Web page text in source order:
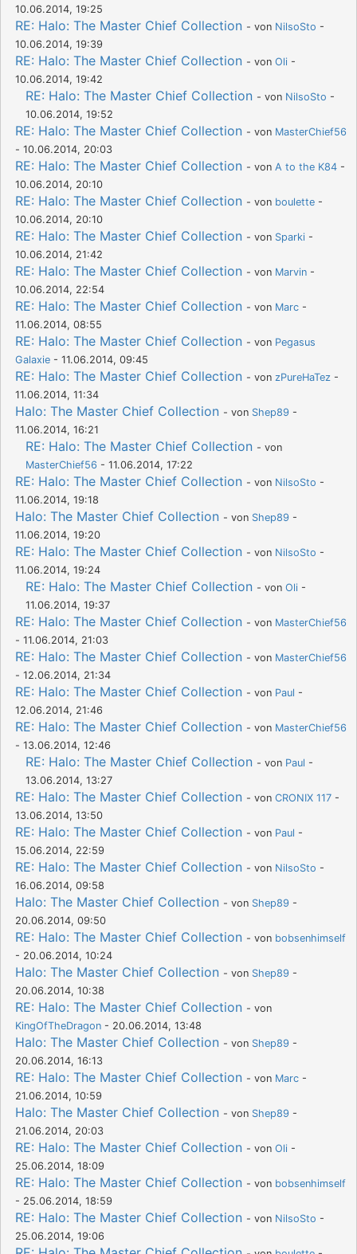
10.06.2014, 19:25
RE: Halo: The Master Chief Collection - von NilsoSto -
10.06.2014, 19:39
RE: Halo: The Master Chief Collection - von Oli -
10.06.2014, 19:42
RE: Halo: The Master Chief Collection - von NilsoSto -
10.06.2014, 19:52
RE: Halo: The Master Chief Collection - von MasterChief56
- 10.06.2014, 20:03
RE: Halo: The Master Chief Collection - von A to the K84 -
10.06.2014, 20:10
RE: Halo: The Master Chief Collection - von boulette -
10.06.2014, 20:10
RE: Halo: The Master Chief Collection - von Sparki -
10.06.2014, 21:42
RE: Halo: The Master Chief Collection - von Marvin -
10.06.2014, 22:54
RE: Halo: The Master Chief Collection - von Marc -
11.06.2014, 08:55
RE: Halo: The Master Chief Collection - von Pegasus
Galaxie - 11.06.2014, 09:45
RE: Halo: The Master Chief Collection - von zPureHaTez -
11.06.2014, 11:34
Halo: The Master Chief Collection - von Shep89 -
11.06.2014, 16:21
RE: Halo: The Master Chief Collection - von
MasterChief56 - 11.06.2014, 17:22
RE: Halo: The Master Chief Collection - von NilsoSto -
11.06.2014, 19:18
Halo: The Master Chief Collection - von Shep89 -
11.06.2014, 19:20
RE: Halo: The Master Chief Collection - von NilsoSto -
11.06.2014, 19:24
RE: Halo: The Master Chief Collection - von Oli -
11.06.2014, 19:37
RE: Halo: The Master Chief Collection - von MasterChief56
- 11.06.2014, 21:03
RE: Halo: The Master Chief Collection - von MasterChief56
- 12.06.2014, 21:34
RE: Halo: The Master Chief Collection - von Paul -
12.06.2014, 21:46
RE: Halo: The Master Chief Collection - von MasterChief56
- 13.06.2014, 12:46
RE: Halo: The Master Chief Collection - von Paul -
13.06.2014, 13:27
RE: Halo: The Master Chief Collection - von CRONIX 117 -
13.06.2014, 13:50
RE: Halo: The Master Chief Collection - von Paul -
15.06.2014, 22:59
RE: Halo: The Master Chief Collection - von NilsoSto -
16.06.2014, 09:58
Halo: The Master Chief Collection - von Shep89 -
20.06.2014, 09:50
RE: Halo: The Master Chief Collection - von bobsenhimself
- 20.06.2014, 10:24
Halo: The Master Chief Collection - von Shep89 -
20.06.2014, 10:38
RE: Halo: The Master Chief Collection - von
KingOfTheDragon - 20.06.2014, 13:48
Halo: The Master Chief Collection - von Shep89 -
20.06.2014, 16:13
RE: Halo: The Master Chief Collection - von Marc -
21.06.2014, 10:59
Halo: The Master Chief Collection - von Shep89 -
21.06.2014, 20:03
RE: Halo: The Master Chief Collection - von Oli -
25.06.2014, 18:09
RE: Halo: The Master Chief Collection - von bobsenhimself
- 25.06.2014, 18:59
RE: Halo: The Master Chief Collection - von NilsoSto -
25.06.2014, 19:06